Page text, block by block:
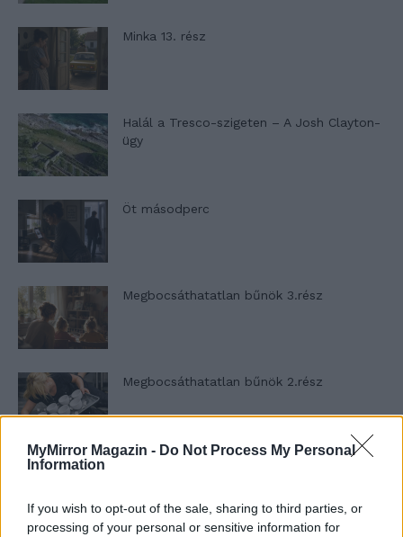
MyMirror Magazin - Do Not Process My Personal
Information
If you wish to opt-out of the sale, sharing to third parties, or
processing of your personal or sensitive information for
Minka 13. rész
Halál a Tresco-szigeten – A Josh Clayton-
ügy
Öt másodperc
Megbocsáthatatlan bűnök 3.rész
Megbocsáthatatlan bűnök 2.rész